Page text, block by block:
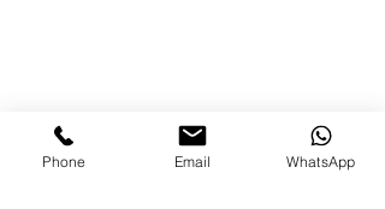
Phone Email WhatsApp